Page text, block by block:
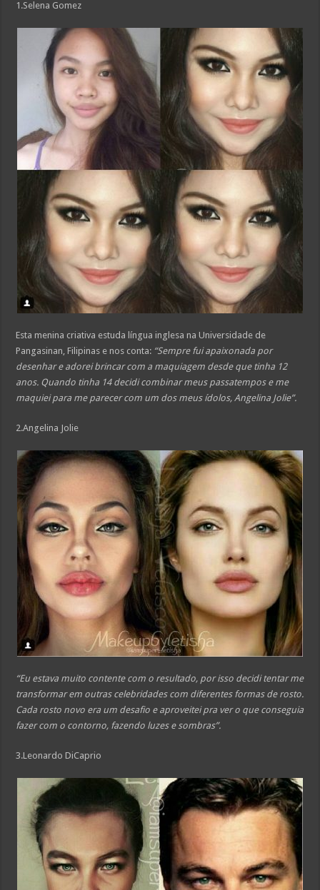
1.Selena Gomez
Esta menina criativa estuda língua inglesa na Universidade de
Pangasinan, Filipinas e nos conta: “Sempre fui apaixonada por
desenhar e adorei brincar com a maquiagem desde que tinha 12
anos. Quando tinha 14 decidi combinar meus passatempos e me
maquiei para me parecer com um dos meus ídolos, Angelina Jolie”.
2.Angelina Jolie
“Eu estava muito contente com o resultado, por isso decidi tentar me
transformar em outras celebridades com diferentes formas de rosto.
Cada rosto novo era um desafio e aproveitei pra ver o que conseguia
fazer com o contorno, fazendo luzes e sombras”.
3.Leonardo DiCaprio